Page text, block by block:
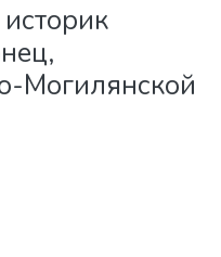
Могилянской